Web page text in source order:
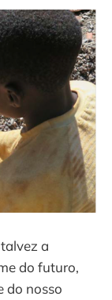
a
do futuro,
do nosso